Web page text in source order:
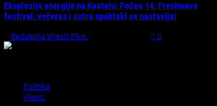
Eksplozija energije na Kastelu: Počeo 14. Freshwave
festival, večeras i sutra spektakl se nastavlja!
Redakcija Vijesti Plus
0
Politika
Vijesti